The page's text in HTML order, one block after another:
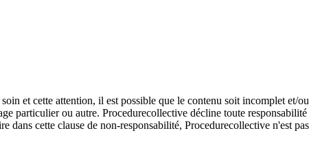
et cette attention, il est possible que le contenu soit incomplet et/ou
particulier ou autre. Procedurecollective décline toute responsabilité
dans cette clause de non-responsabilité, Procedurecollective n'est pas